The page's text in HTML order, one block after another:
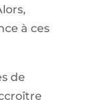
à ces
de